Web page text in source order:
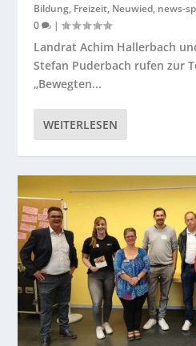
Bildung, Freizeit, Neuwied, news-
0
|
Landrat Achim Hallerbach
Stefan Puderbach rufen zur
„Bewegten...
WEITERLESEN